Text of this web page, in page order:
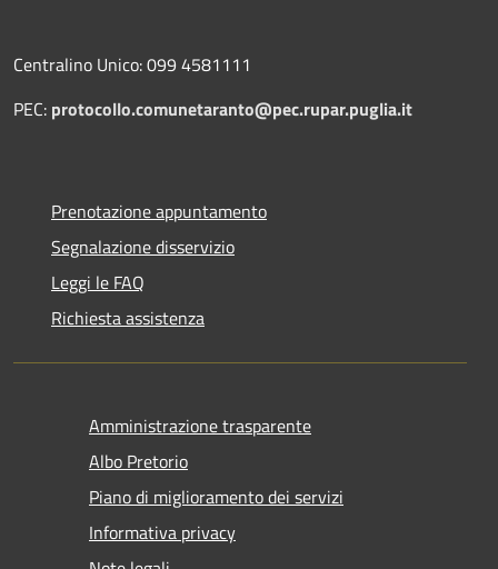
Centralino Unico: 099 4581111
PEC: protocollo.comunetaranto@pec.rupar.puglia.it
Prenotazione appuntamento
Segnalazione disservizio
Leggi le FAQ
Richiesta assistenza
Amministrazione trasparente
Albo Pretorio
Piano di miglioramento dei servizi
Informativa privacy